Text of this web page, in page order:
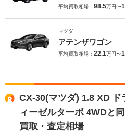
平均買取相場： 98.5万円〜
マツダ
アテンザワゴン
平均買取相場： 22.1万円〜
CX-30(マツダ) 1.8 XD
ィーゼルターボ 4WDと
買取・査定相場